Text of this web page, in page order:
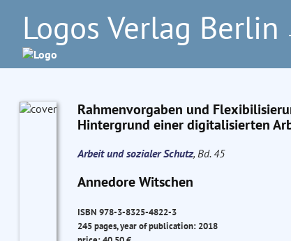
Logos Verlag Berlin
Rahmenvorgaben und
Hintergrund einer digitalisierten
Arbeit und sozialer Schutz, Bd. 45
Annedore Witschen
ISBN 978-3-8325-4822-3
245 pages, year of publication: 2018